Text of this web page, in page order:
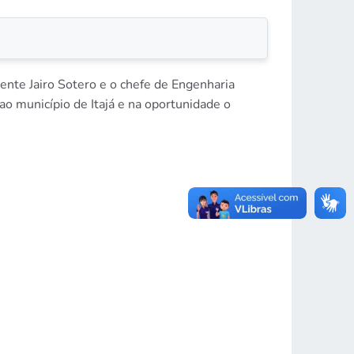
Jairo Sotero e o chefe de Engenharia
município de Itajá e na oportunidade o